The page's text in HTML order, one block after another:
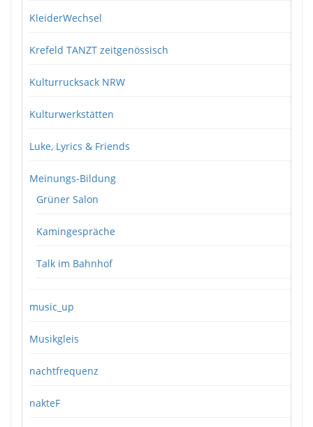
KleiderWechsel
Krefeld TANZT zeitgenössisch
Kulturrucksack NRW
Kulturwerkstätten
Luke, Lyrics & Friends
Meinungs-Bildung
Grüner Salon
Kamingespräche
Talk im Bahnhof
music_up
Musikgleis
nachtfrequenz
nakteF